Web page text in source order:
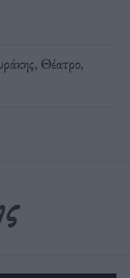
, Θέατρο,